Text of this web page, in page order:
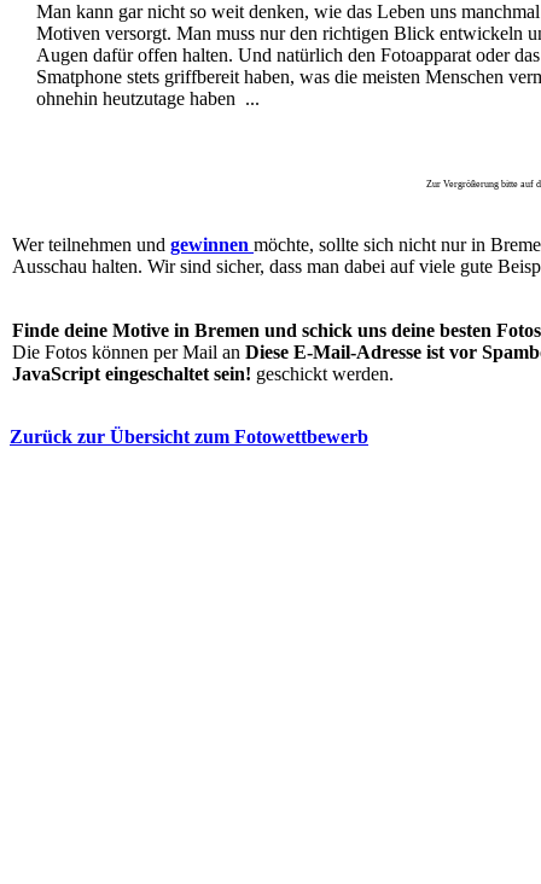
Man kann gar nicht so weit denken, wie das Leben uns
Motiven versorgt. Man muss nur den richtigen Blick entwickeln
Augen dafür offen halten. Und natürlich den Fotoapparat oder das
Smatphone stets griffbereit haben, was die meisten Menschen
ohnehin heutzutage haben ...
Zur Vergrößerung bitte auf
Wer teilnehmen und gewinnen möchte, sollte sich nicht nur in
Ausschau halten. Wir sind sicher, dass man dabei auf viele gute
Finde deine Motive in Bremen und schick uns deine besten
Die Fotos können per Mail an Diese E-Mail-Adresse ist vor
JavaScript eingeschaltet sein! geschickt werden.
Zurück zur Übersicht zum Fotowettbewerb